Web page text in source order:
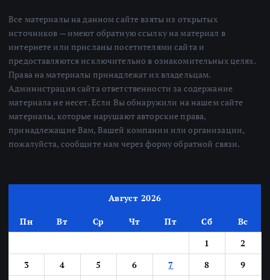
Все материалы на данном сайте взяты из открытых
источников — имеют обратную ссылку на материал в
интернете или присланы посетителями сайта и
предоставляются исключительно в ознакомительных целях.
Права на материалы принадлежат их владельцам.
Администрация сайта ответственности за содержание
материала не несет. Если Вы обнаружили на нашем сайте
материалы, которые нарушают авторские права,
принадлежащие Вам, Вашей компании или организации,
пожалуйста, сообщите нам через форму обратной связи.
Август 2026
Пн Вт Ср Чт Пт Сб
Вс
1
2
3
4 5 6 7 8
9